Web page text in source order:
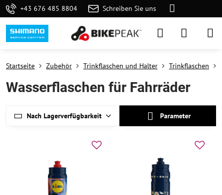
+43 676 485 8804 Schreiben Sie uns
Startseite Zubehör Trinkflaschen und Halter Trinkflaschen
Wasserflaschen für Fahrräder
Nach Lagerverfügbarkeit Parameter